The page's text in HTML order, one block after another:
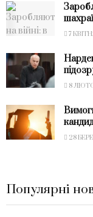
шахраї
7
8
28
Популярні